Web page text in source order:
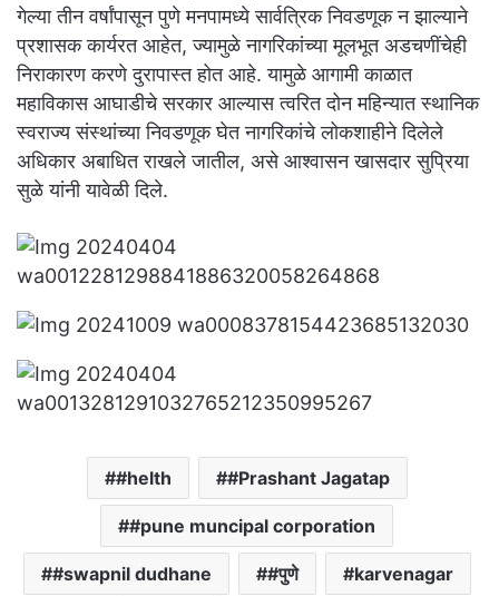
गेल्या तीन वर्षांपासून पुणे मनपामध्ये सार्वत्रिक निवडणूक न झाल्याने
प्रशासक कार्यरत आहेत, ज्यामुळे नागरिकांच्या मूलभूत अडचणींचेही
निराकारण करणे दुरापास्त होत आहे. यामुळे आगामी काळात
महाविकास आघाडीचे सरकार आल्यास त्वरित दोन महिन्यात स्थानिक
स्वराज्य संस्थांच्या निवडणूक घेत नागरिकांचे लोकशाहीने दिलेले
अधिकार अबाधित राखले जातील, असे आश्वासन खासदार सुप्रिया
सुळे यांनी यावेळी दिले.
#helth #Prashant Jagatap
#pune muncipal corporation
#swapnil dudhane #पुणे karvenagar